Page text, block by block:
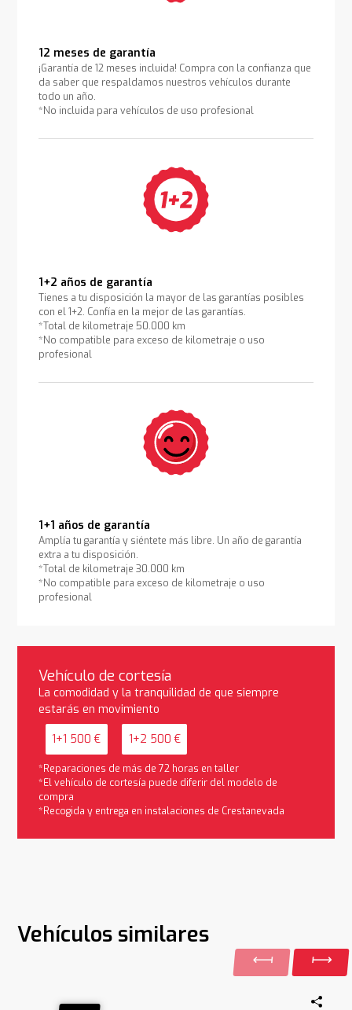
12 meses de garantía
¡Garantía de 12 meses incluida! Compra con la confianza que
da saber que respaldamos nuestros vehículos durante
todo un año.
*No incluida para vehículos de uso profesional
1+2 años de garantía
Tienes a tu disposición la mayor de las garantías posibles
con el 1+2. Confía en la mejor de las garantías.
*Total de kilometraje 50.000 km
*No compatible para exceso de kilometraje o uso
profesional
1+1 años de garantía
Amplía tu garantía y siéntete más libre. Un año de garantía
extra a tu disposición.
*Total de kilometraje 30.000 km
*No compatible para exceso de kilometraje o uso
profesional
Vehículo de cortesía
La comodidad y la tranquilidad de que siempre
estarás en movimiento
1+1 500 € 1+2 500 €
*Reparaciones de más de 72 horas en taller
*El vehículo de cortesía puede diferir del modelo de
compra
*Recogida y entrega en instalaciones de Crestanevada
Vehículos similares